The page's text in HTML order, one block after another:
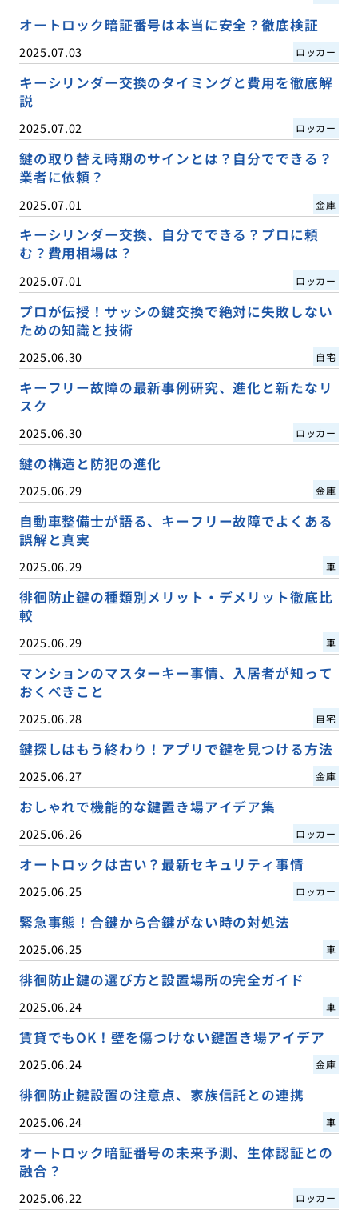
オートロック暗証番号は本当に安全？徹底検証
2025.07.03 ロッカー
キーシリンダー交換のタイミングと費用を徹底解
説
2025.07.02 ロッカー
鍵の取り替え時期のサインとは？自分でできる？
業者に依頼？
2025.07.01 金庫
キーシリンダー交換、自分でできる？プロに頼
む？費用相場は？
2025.07.01 ロッカー
プロが伝授！サッシの鍵交換で絶対に失敗しない
ための知識と技術
2025.06.30 自宅
キーフリー故障の最新事例研究、進化と新たなリ
スク
2025.06.30 ロッカー
鍵の構造と防犯の進化
2025.06.29 金庫
自動車整備士が語る、キーフリー故障でよくある
誤解と真実
2025.06.29 車
徘徊防止鍵の種類別メリット・デメリット徹底比
較
2025.06.29 車
マンションのマスターキー事情、入居者が知って
おくべきこと
2025.06.28 自宅
鍵探しはもう終わり！アプリで鍵を見つける方法
2025.06.27 金庫
おしゃれで機能的な鍵置き場アイデア集
2025.06.26 ロッカー
オートロックは古い？最新セキュリティ事情
2025.06.25 ロッカー
緊急事態！合鍵から合鍵がない時の対処法
2025.06.25 車
徘徊防止鍵の選び方と設置場所の完全ガイド
2025.06.24 車
賃貸でもOK！壁を傷つけない鍵置き場アイデア
2025.06.24 金庫
徘徊防止鍵設置の注意点、家族信託との連携
2025.06.24 車
オートロック暗証番号の未来予測、生体認証との
融合？
2025.06.22 ロッカー